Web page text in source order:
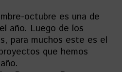
octubre es una de
año. Luego de los
para muchos este es el
que hemos